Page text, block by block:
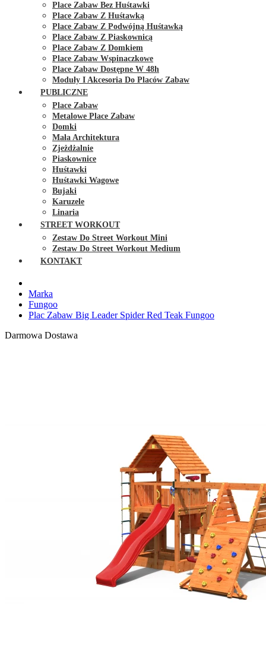
Place Zabaw Bez Huśtawki
Place Zabaw Z Huśtawką
Place Zabaw Z Podwójną Huśtawką
Place Zabaw Z Piaskownicą
Place Zabaw Z Domkiem
Place Zabaw Wspinaczkowe
Place Zabaw Dostępne W 48h
Moduły I Akcesoria Do Placów Zabaw
PUBLICZNE
Place Zabaw
Metalowe Place Zabaw
Domki
Mała Architektura
Zjeżdżalnie
Piaskownice
Huśtawki
Huśtawki Wagowe
Bujaki
Karuzele
Linaria
STREET WORKOUT
Zestaw Do Street Workout Mini
Zestaw Do Street Workout Medium
KONTAKT
Marka
Fungoo
Plac Zabaw Big Leader Spider Red Teak Fungoo
Darmowa Dostawa